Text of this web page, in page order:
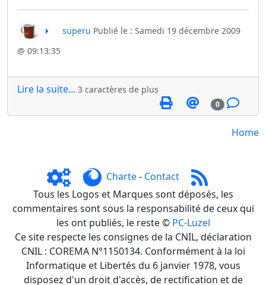
superu Publié le : Samedi 19 décembre 2009
@ 09:13:35
Lire la suite... 3 caractères de plus
0
Home
Charte- Contact
Tous les Logos et Marques sont déposés, les
commentaires sont sous la responsabilité de ceux qui
les ont publiés, le reste © PC-Luzel
Ce site respecte les consignes de la CNIL, déclaration
CNIL : COREMA N°1150134. Conformément à la loi
Informatique et Libertés du 6 janvier 1978, vous
disposez d'un droit d'accès, de rectification et de